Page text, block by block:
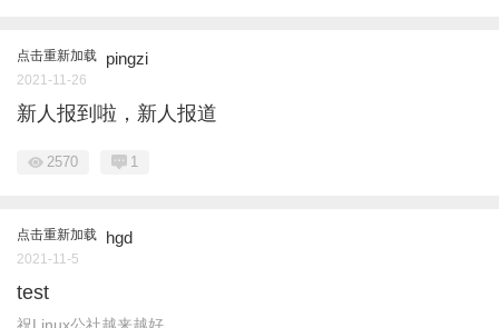
点击重新加载 pingzi
2021-11-26
新人报到啦，新人报道
2570 1
点击重新加载 hgd
2021-11-5
test